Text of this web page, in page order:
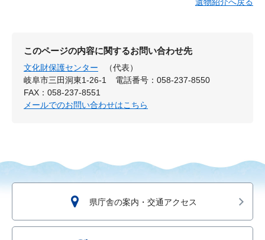
このページの内容に関するお問い合わせ先
文化財保護センター
（代表）
岐阜市三田洞東1-26-1
電話番号：058-237-8550
FAX：058-237-8551
メールでのお問い合わせはこちら
県庁舎の案内・交通アクセス